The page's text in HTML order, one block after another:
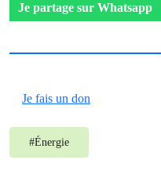
Je partage sur Whatsapp
Je fais un don
#Énergie